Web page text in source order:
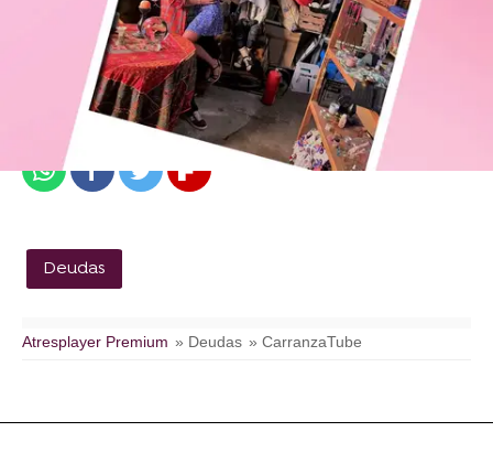
atresplayer
Publicado:10 de octubre de 2023, 14:37
WhatsappFacebook
TwitterFlipboard
Deudas
Atresplayer Premium » Deudas » CarranzaTube